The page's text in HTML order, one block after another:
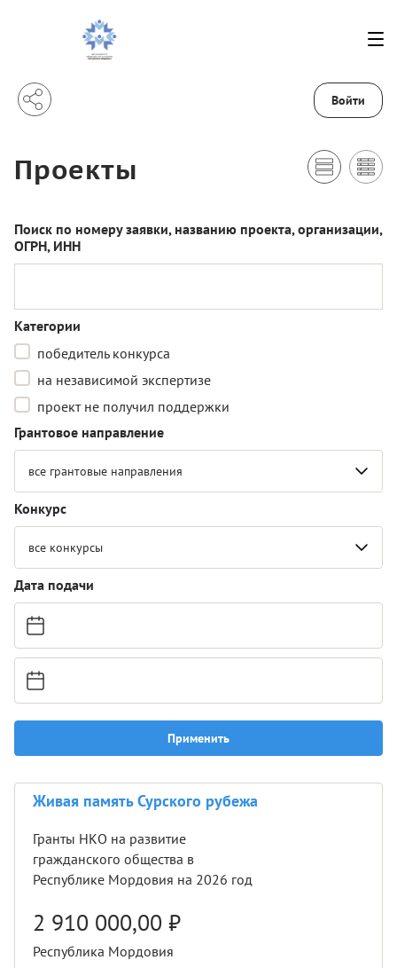
Войти
Проекты
Поиск по номеру заявки, названию проекта, организации,
ОГРН, ИНН
Категории
победитель конкурса
на независимой экспертизе
проект не получил поддержки
Грантовое направление
все грантовые направления
Конкурс
все конкурсы
Дата подачи
Применить
Живая память Сурского рубежа
Гранты НКО на развитие
гражданского общества в
Республике Мордовия на 2026 год
2 910 000,00 ₽
Республика Мордовия